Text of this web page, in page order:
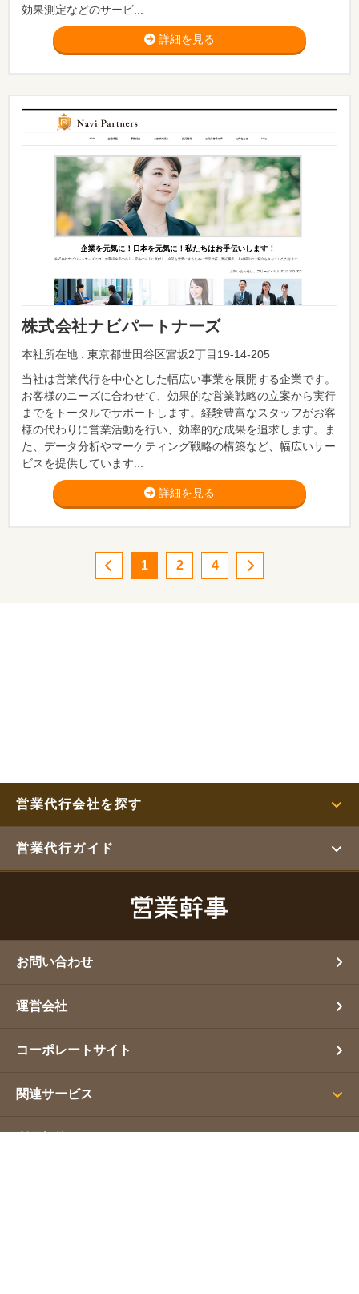
効果測定などのサービ...
詳細を見る
株式会社ナビパートナーズ
本社所在地 : 東京都世田谷区宮坂2丁目19-14-205
当社は営業代行を中心とした幅広い事業を展開する企業です。
お客様のニーズに合わせて、効果的な営業戦略の立案から実行
までをトータルでサポートします。経験豊富なスタッフがお客
様の代わりに営業活動を行い、効率的な成果を追求します。ま
た、データ分析やマーケティング戦略の構築など、幅広いサー
ビスを提供しています...
詳細を見る
1 2 4
営業代行会社を探す
営業代行ガイド
お問い合わせ
運営会社
コーポレートサイト
関連サービス